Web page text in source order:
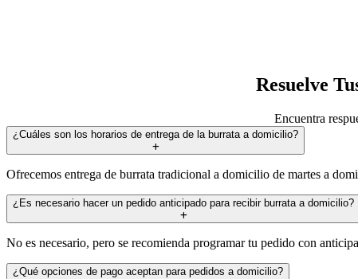
Resuelve
Encuentra
¿Cuáles son los horarios de entrega de la burrata a domicilio?
Ofrecemos entrega de burrata tradicional a domicilio de martes a
¿Es necesario hacer un pedido anticipado para recibir burrata a domicilio?
No es necesario, pero se recomienda programar tu pedido con
¿Qué opciones de pago aceptan para pedidos a domicilio?